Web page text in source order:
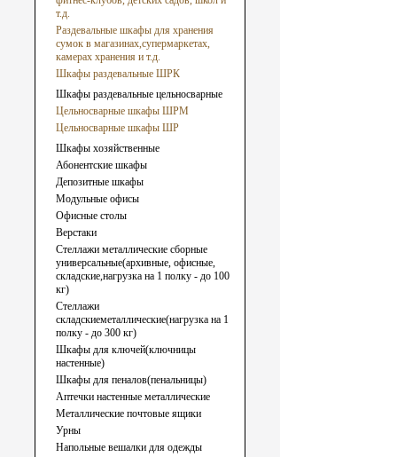
т.д.
Раздевальные шкафы для хранения
сумок в магазинах,супермаркетах,
камерах хранения и т.д.
Шкафы раздевальные ШРК
Шкафы раздевальные цельносварные
Цельносварные шкафы ШРМ
Цельносварные шкафы ШР
Шкафы хозяйственные
Абонентские шкафы
Депозитные шкафы
Модульные офисы
Офисные столы
Верстаки
Стеллажи металлические сборные
универсальные(архивные, офисные,
складские,нагрузка на 1 полку - до 100
кг)
Стеллажи
складскиеметаллические(нагрузка на 1
полку - до 300 кг)
Шкафы для ключей(ключницы
настенные)
Шкафы для пеналов(пенальницы)
Аптечки настенные металлические
Металлические почтовые ящики
Урны
Напольные вешалки для одежды